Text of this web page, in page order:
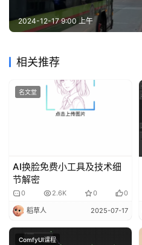
2024-12-17 9:00 上午
相关推荐
名文堂
AI换脸免费小工具及技术细
节解密
0 2.6K 0 0
稻草人 2025-07-17
ComfyUI课程